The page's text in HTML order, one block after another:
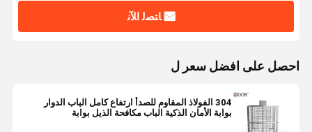
ﺎﺘﺼﻟ ﺍﻶﻧ
احصل على افضل سعر ل
304 الفولاذ المقاوم للصدأ ارتفاع كامل الباب الدوار
بوابة الأمان الذكية الباب مكافحة الذيل بوابة